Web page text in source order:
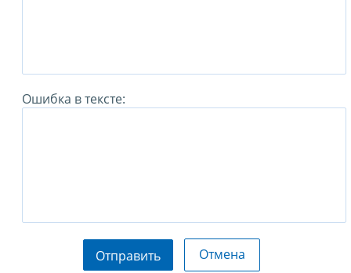
Ошибка в тексте:
Отправить Отмена